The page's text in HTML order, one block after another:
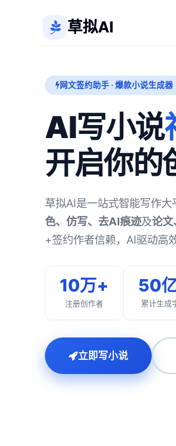
草拟AI
网文签约助手 · 爆款小说生成器
AI写小说
开启你的
草拟AI是一站式智能写作
色、仿写、去AI痕迹及论文
+签约作者信赖，AI驱动高
10万+
注册创作者
50
累计生成
立即写小说